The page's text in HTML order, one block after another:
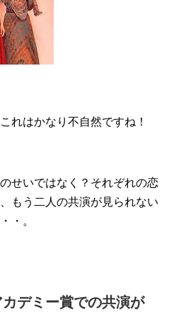
れはかなり不自然ですね！
せいではなく？それぞれの恋
もう二人の共演が見られない
・。
デミー賞での共演が